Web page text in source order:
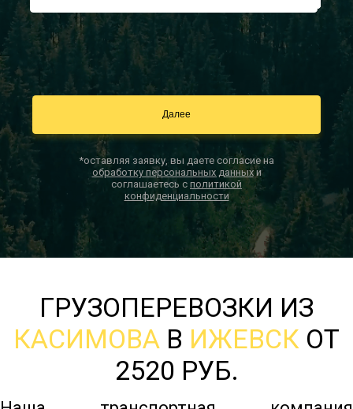
*оставляя заявку, вы даете согласие на
обработку персональных данныхи
соглашаетесь с политикой
конфиденциальности
ГРУЗОПЕРЕВОЗКИ ИЗ
КАСИМОВА В ИЖЕВСК ОТ
2520 РУБ.